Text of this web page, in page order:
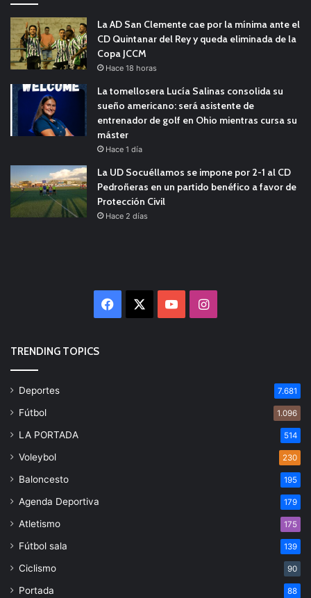
La AD San Clemente cae por la mínima ante el
CD Quintanar del Rey y queda eliminada de la
Copa JCCM
Hace 18 horas
La tomellosera Lucía Salinas consolida su
sueño americano: será asistente de
entrenador de golf en Ohio mientras cursa su
máster
Hace 1 día
La UD Socuéllamos se impone por 2-1 al CD
Pedroñeras en un partido benéfico a favor de
Protección Civil
Hace 2 días
Facebook YouTubeInstagram
TRENDING TOPICS
Deportes 7.681
Fútbol 1.096
LA PORTADA 514
Voleybol 230
Baloncesto 195
Agenda Deportiva 179
Atletismo 175
Fútbol sala 139
Ciclismo 90
Portada 88